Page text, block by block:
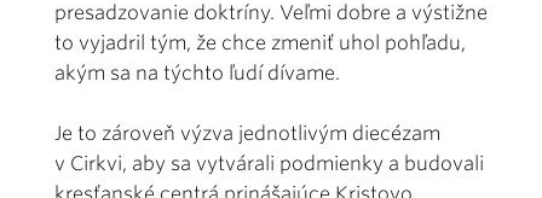
presadzovanie doktríny. Veľmi dobre a výstižne
to vyjadril tým, že chce zmeniť uhol pohľadu,
akým sa na týchto ľudí dívame.
Je to zároveň výzva jednotlivým diecézam
v Cirkvi, aby sa vytvárali podmienky a budovali
kresťanské centrá prinášajúce Kristovo